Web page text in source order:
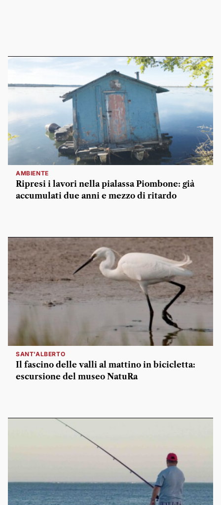
AMBIENTE
Ripresi i lavori nella pialassa Piombone: già
accumulati due anni e mezzo di ritardo
SANT'ALBERTO
Il fascino delle valli al mattino in bicicletta:
escursione del museo NatuRa